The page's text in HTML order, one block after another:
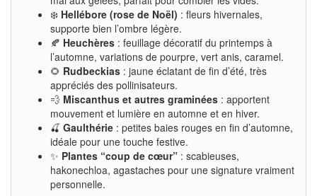
❄️ Hellébore (rose de Noël) : fleurs hivernales,
supporte bien l’ombre légère.
🍂 Heuchères : feuillage décoratif du printemps à
l’automne, variations de pourpre, vert anis, caramel.
🌻 Rudbeckias : jaune éclatant de fin d’été, très
appréciés des pollinisateurs.
💨 Miscanthus et autres graminées : apportent
mouvement et lumière en automne et en hiver.
🍒 Gaulthérie : petites baies rouges en fin d’automne,
idéale pour une touche festive.
✨ Plantes “coup de cœur” : scabieuses,
hakonechloa, agastaches pour une signature vraiment
personnelle.